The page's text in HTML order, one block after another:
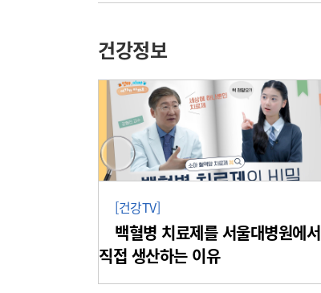
건강정보
[건강TV]
백혈병 치료제를 서울대병원에서
직접 생산하는 이유